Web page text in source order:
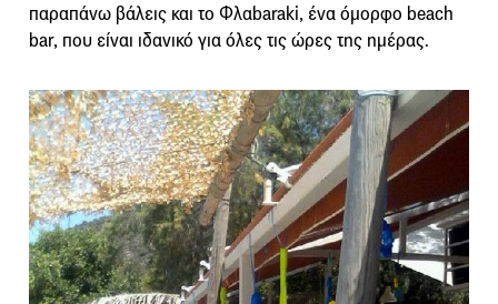
παραπάνω βάλεις και το Φλαbaraki, ένα όμορφο beach
bar, που είναι ιδανικό για όλες τις ώρες της ημέρας.